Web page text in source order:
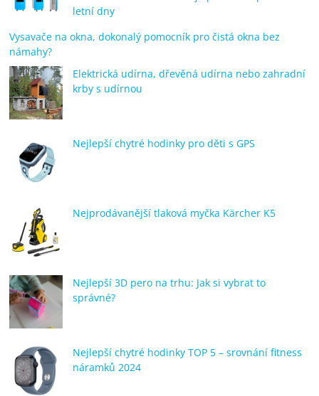
letní dny
Vysavače na okna, dokonalý pomocník pro čistá okna bez
námahy?
Elektrická udírna, dřevěná udírna nebo zahradní
krby s udírnou
Nejlepší chytré hodinky pro děti s GPS
Nejprodávanější tlaková myčka Kärcher K5
Nejlepší 3D pero na trhu: Jak si vybrat to
správné?
Nejlepší chytré hodinky TOP 5 – srovnání fitness
náramků 2024